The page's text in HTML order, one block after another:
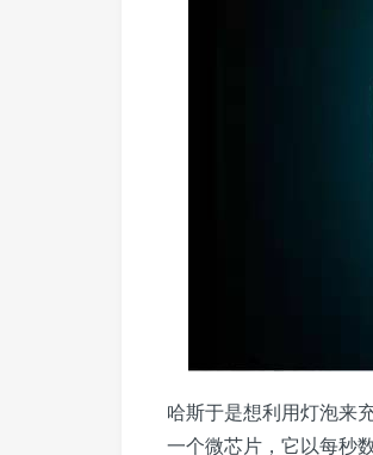
哈斯于是想利用灯泡来
一个微芯片，它以每秒